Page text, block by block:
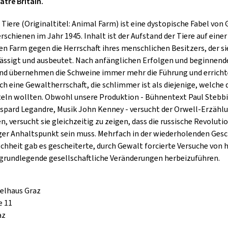
Tiere (Originaltitel: Animal Farm) ist eine dystopische Fabel von
im Jahr 1945. Inhalt ist der Aufstand der Tiere auf einer
Farm gegen die Herrschaft ihres menschlichen Besitzers, der
und ausbeutet. Nach anfänglichen Erfolgen und
übernehmen die Schweine immer mehr die Führung und
eine Gewaltherrschaft, die schlimmer ist als diejenige, welche
wollten. Obwohl unsere Produktion - Bühnentext Paul
Legandre, Musik John Kenney - versucht der Orwell-
versucht sie gleichzeitig zu zeigen, dass die russische
Anhaltspunkt sein muss. Mehrfach in der wiederholenden
gab es gescheiterte, durch Gewalt forcierte Versuche von
gesellschaftliche Veränderungen herbeizuführen.
Graz
11